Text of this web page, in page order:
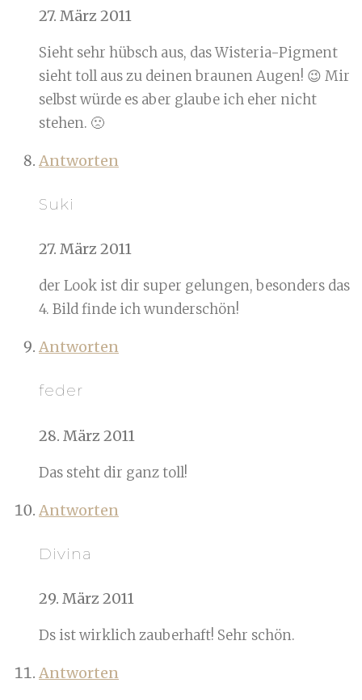
27. März 2011
Sieht sehr hübsch aus, das Wisteria-Pigment
sieht toll aus zu deinen braunen Augen! 😉 Mir
selbst würde es aber glaube ich eher nicht
stehen. 🙁
Antworten
Suki
27. März 2011
der Look ist dir super gelungen, besonders das
4. Bild finde ich wunderschön!
Antworten
feder
28. März 2011
Das steht dir ganz toll!
Antworten
Divina
29. März 2011
Ds ist wirklich zauberhaft! Sehr schön.
Antworten